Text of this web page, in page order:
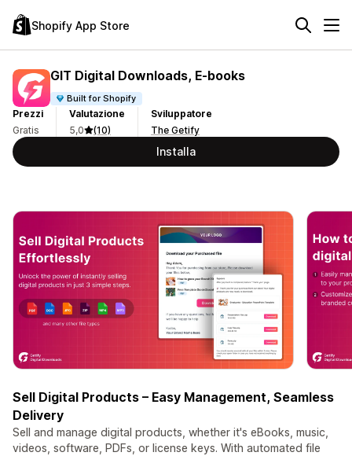
Shopify App Store
GIT Digital Downloads, E‑books
Built for Shopify
Prezzi
Gratis
Valutazione
5,0
(10)
Sviluppatore
The Getify
Installa
Sell Digital Products – Easy Management, Seamless
Delivery
Sell and manage digital products, whether it's eBooks, music,
videos, software, PDFs, or license keys. With automated file